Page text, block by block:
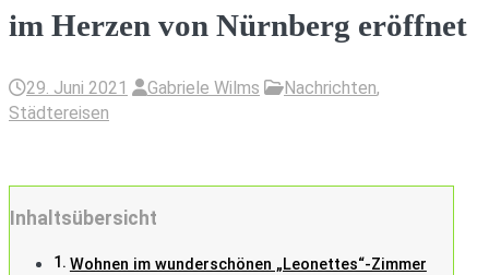
im Herzen von Nürnberg eröffnet
29. Juni 2021 Gabriele Wilms Nachrichten,
Städtereisen
Inhaltsübersicht
Wohnen im wunderschönen „Leonettes“-Zimmer